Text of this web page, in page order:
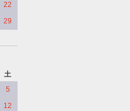
22
29
土
5
12